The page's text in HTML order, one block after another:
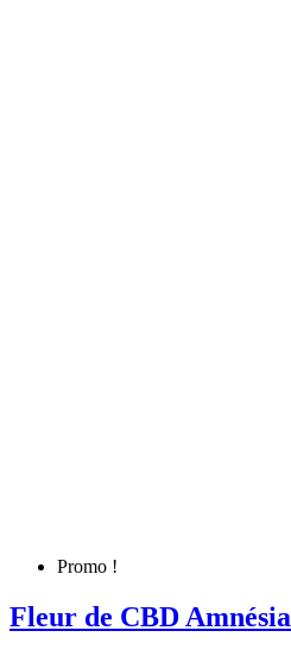
Promo !
Fleur de CBD Amnésia